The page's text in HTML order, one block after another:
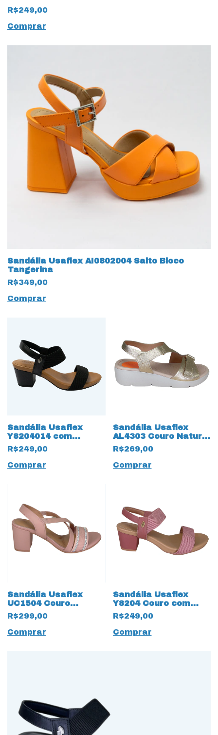
Canelado Verde
Mojito
R$249,00
Comprar
Sandália Usaflex AI0802004 Salto Bloco
Tangerina
R$349,00
Comprar
Sandália Usaflex
Y8204014 com
Elástico Canelado
Preto
R$249,00
Comprar
Sandália Usaflex
AL4303 Couro Natural
com ajustes Dourado
R$269,00
Comprar
Sandália Usaflex
UC1504 Couro
Natural Rose
R$299,00
Comprar
Sandália Usaflex
Y8204 Couro com
Elástico Canelado
Rosa
R$249,00
Comprar